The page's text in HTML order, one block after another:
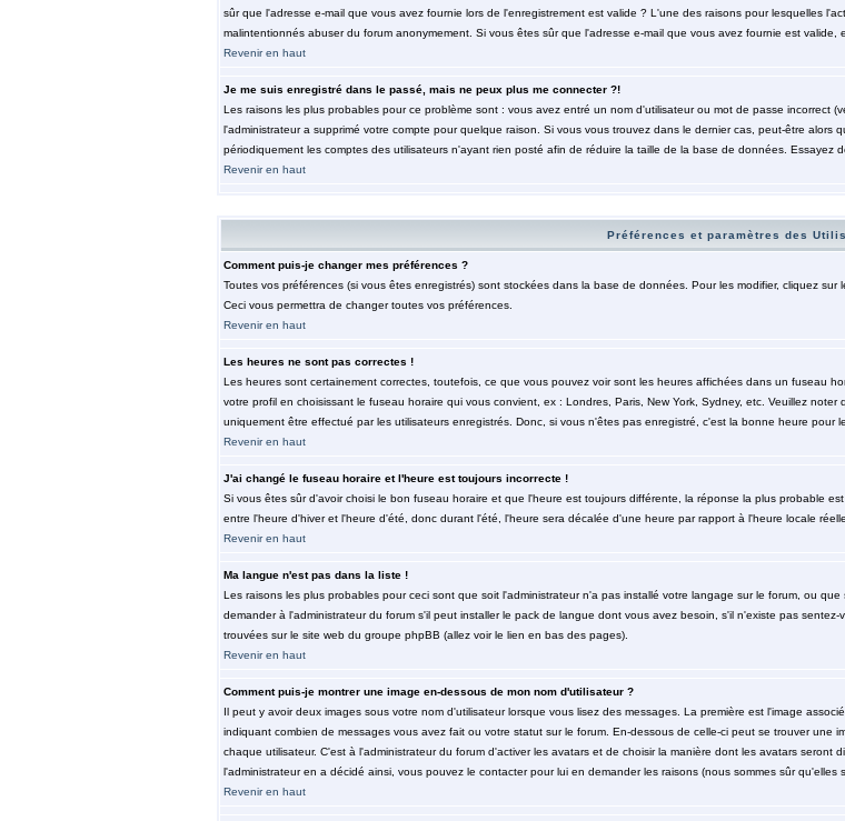
sûr que l'adresse e-mail que vous avez fournie lors de l'enregistrement est valide ? L'une des raisons pour lesquelles
malintentionnés abuser du forum anonymement. Si vous êtes sûr que l'adresse e-mail que vous avez fournie est valide,
Revenir en haut
Je me suis enregistré dans le passé, mais ne peux plus me connecter ?!
Les raisons les plus probables pour ce problème sont : vous avez entré un nom d'utilisateur ou mot de passe incorrect
l'administrateur a supprimé votre compte pour quelque raison. Si vous vous trouvez dans le dernier cas, peut-être alors
périodiquement les comptes des utilisateurs n'ayant rien posté afin de réduire la taille de la base de données. Essayez
Revenir en haut
Préférences et paramètres des
Comment puis-je changer mes préférences ?
Toutes vos préférences (si vous êtes enregistrés) sont stockées dans la base de données. Pour les modifier, cliquez sur
Ceci vous permettra de changer toutes vos préférences.
Revenir en haut
Les heures ne sont pas correctes !
Les heures sont certainement correctes, toutefois, ce que vous pouvez voir sont les heures affichées dans un fuseau
votre profil en choisissant le fuseau horaire qui vous convient, ex : Londres, Paris, New York, Sydney, etc. Veuillez
uniquement être effectué par les utilisateurs enregistrés. Donc, si vous n'êtes pas enregistré, c'est la bonne heure pour
Revenir en haut
J'ai changé le fuseau horaire et l'heure est toujours incorrecte !
Si vous êtes sûr d'avoir choisi le bon fuseau horaire et que l'heure est toujours différente, la réponse la plus probable
entre l'heure d'hiver et l'heure d'été, donc durant l'été, l'heure sera décalée d'une heure par rapport à l'heure locale réelle.
Revenir en haut
Ma langue n'est pas dans la liste !
Les raisons les plus probables pour ceci sont que soit l'administrateur n'a pas installé votre langage sur le forum, ou
demander à l'administrateur du forum s'il peut installer le pack de langue dont vous avez besoin, s'il n'existe pas
trouvées sur le site web du groupe phpBB (allez voir le lien en bas des pages).
Revenir en haut
Comment puis-je montrer une image en-dessous de mon nom d'utilisateur ?
Il peut y avoir deux images sous votre nom d'utilisateur lorsque vous lisez des messages. La première est l'image
indiquant combien de messages vous avez fait ou votre statut sur le forum. En-dessous de celle-ci peut se trouver une
chaque utilisateur. C'est à l'administrateur du forum d'activer les avatars et de choisir la manière dont les avatars
l'administrateur en a décidé ainsi, vous pouvez le contacter pour lui en demander les raisons (nous sommes sûr qu'elles
Revenir en haut